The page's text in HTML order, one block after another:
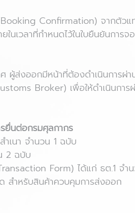
(Booking Confirmation) จากตั
เวลาที่กำหนดไว้ในใบยืนยันการจอ
ผู้ส่งออกมีหน้าที่ต้องดำเนินการ
Broker) เพื่อให้ดำเนินกา
ยื่นต่อกรมศุลกากร
ำเนา จำนวน 1 ฉบับ
2 ฉบับ
Form) ได้แก่ ธต.1
สำหรับสินค้าควบคุมการส่งออก